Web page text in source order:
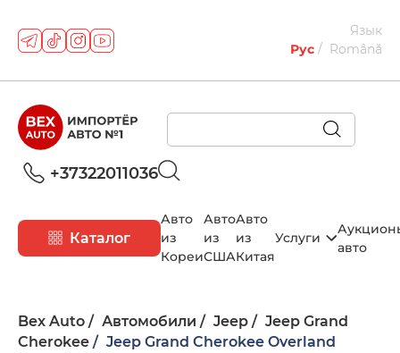
Язык
Рус
Română
+37322011036
Каталог
Авто
из
Кореи
Авто
из
США
Авто
из
Китая
Услуги
авто
Bex Auto Автомобили Jeep
Jeep Grand
Cherokee
Jeep Grand Cherokee Overland